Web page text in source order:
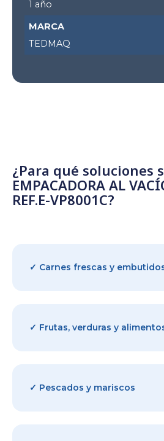
1 año
MARCA
TEDMAQ
¿Para qué soluciones
EMPACADORA AL
REF.E-VP8001C?
✓ Carnes frescas y
✓ Frutas, verduras y
✓ Pescados y mariscos